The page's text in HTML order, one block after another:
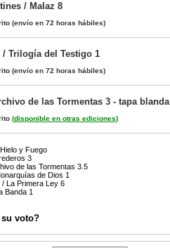
/ Malaz 8
(envío en 72 horas hábiles)
Trilogía del Testigo 1
(envío en 72 horas hábiles)
de las Tormentas 3 - tapa blanda
(disponible en otras ediciones)
y Fuego
3
de las Tormentas 3.5
de Dios 1
La Primera Ley 6
Banda 1
voto?